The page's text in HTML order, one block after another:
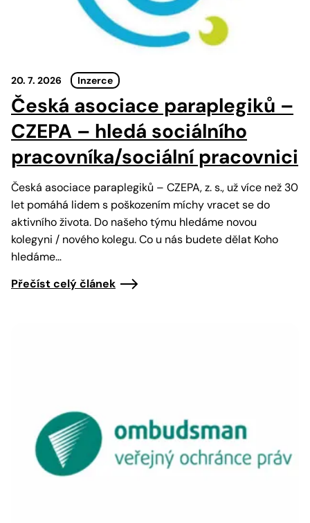
20. 7. 2026 Inzerce
Česká asociace paraplegiků –
CZEPA – hledá sociálního
pracovníka/sociální pracovnici
Česká asociace paraplegiků – CZEPA, z. s., už více než 30
let pomáhá lidem s poškozením míchy vracet se do
aktivního života. Do našeho týmu hledáme novou
kolegyni / nového kolegu. Co u nás budete dělat Koho
hledáme…
Přečíst celý článek